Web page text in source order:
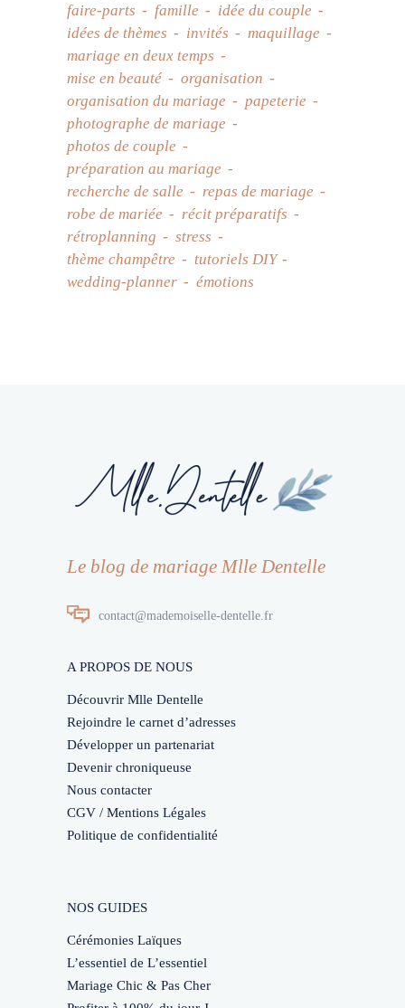
faire-parts
famille
idée du couple
idées de thèmes
invités
maquillage
mariage en deux temps
mise en beauté
organisation
organisation du mariage
papeterie
photographe de mariage
photos de couple
préparation au mariage
recherche de salle
repas de mariage
robe de mariée
récit préparatifs
rétroplanning
stress
thème champêtre
tutoriels DIY
wedding-planner
émotions
Le blog de mariage Mlle Dentelle
contact@mademoiselle-dentelle.fr
A PROPOS DE NOUS
Découvrir Mlle Dentelle
Rejoindre le carnet d’adresses
Développer un partenariat
Devenir chroniqueuse
Nous contacter
CGV / Mentions Légales
Politique de confidentialité
NOS GUIDES
Cérémonies Laïques
L’essentiel de L’essentiel
Mariage Chic & Pas Cher